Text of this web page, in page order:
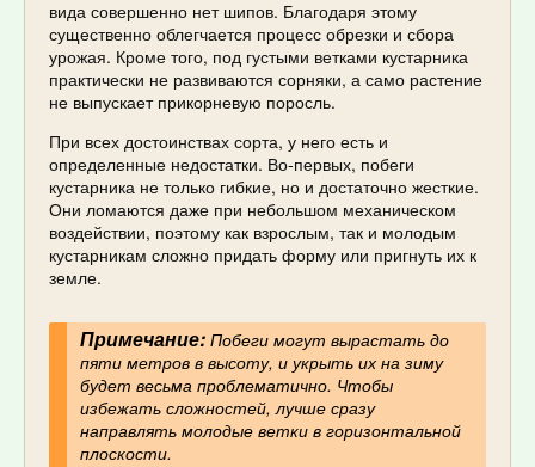
вида совершенно нет шипов. Благодаря этому
существенно облегчается процесс обрезки и сбора
урожая. Кроме того, под густыми ветками кустарника
практически не развиваются сорняки, а само растение
не выпускает прикорневую поросль.
При всех достоинствах сорта, у него есть и
определенные недостатки. Во-первых, побеги
кустарника не только гибкие, но и достаточно жесткие.
Они ломаются даже при небольшом механическом
воздействии, поэтому как взрослым, так и молодым
кустарникам сложно придать форму или пригнуть их к
земле.
Примечание:Побеги могут вырастать до
пяти метров в высоту, и укрыть их на зиму
будет весьма проблематично. Чтобы
избежать сложностей, лучше сразу
направлять молодые ветки в горизонтальной
плоскости.